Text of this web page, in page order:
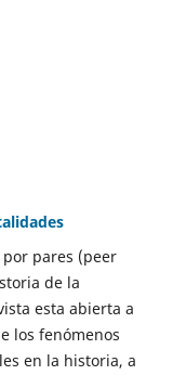
pares (peer
de la
esta abierta a
los fenómenos
en la historia, a